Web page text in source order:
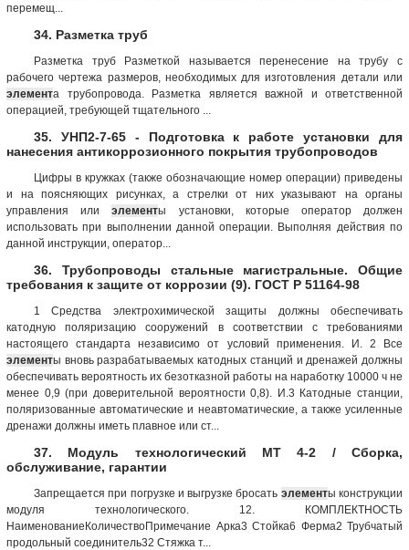
перемещ...
34. Разметка труб
Разметка труб Разметкой называется перенесение на трубу с
рабочего чертежа размеров, необходимых для изготовления детали или
элемента трубопровода. Разметка является важной и ответственной
операцией, требующей тщательного ...
35. УНП2-7-65 - Подготовка к работе установки для
нанесения антикоррозионного покрытия трубопроводов
Цифры в кружках (также обозначающие номер операции) приведены
и на поясняющих рисунках, а стрелки от них указывают на органы
управления илиэлементы установки, которые оператор должен
использовать при выполнении данной операции. Выполняя действия по
данной инструкции, оператор...
36. Трубопроводы стальные магистральные. Общие
требования к защите от коррозии (9). ГОСТ Р 51164-98
1 Средства электрохимической защиты должны обеспечивать
катодную поляризацию сооружений в соответствии с требованиями
настоящего стандарта независимо от условий применения. И. 2 Все
элементы вновь разрабатываемых катодных станций и дренажей должны
обеспечивать вероятность их безотказной работы на наработку 10000 ч не
менее 0,9 (при доверительной вероятности 0,8). И.3 Катодные станции,
поляризованные автоматические и неавтоматические, а также усиленные
дренажи должны иметь плавное или ст...
37. Модуль технологический МТ 4-2 / Сборка,
обслуживание, гарантии
Запрещается при погрузке и выгрузке бросать элементы конструкции
модуля технологического. 12. КОМПЛЕКТНОСТЬ
НаименованиеКоличествоПримечание Арка3 Стойка6 Ферма2 Трубчатый
продольный соединитель32 Стяжка т...